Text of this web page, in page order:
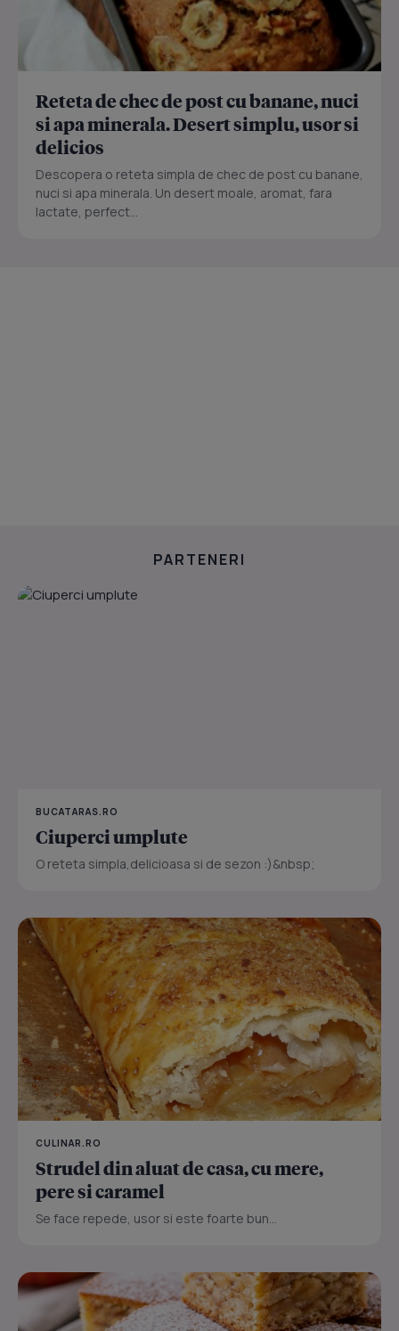
Reteta de chec de post cu banane, nuci
si apa minerala. Desert simplu, usor si
delicios
Descopera o reteta simpla de chec de post cu banane,
nuci si apa minerala. Un desert moale, aromat, fara
lactate, perfect...
PARTENERI
BUCATARAS.RO
Ciuperci umplute
O reteta simpla,delicioasa si de sezon :)&nbsp;
CULINAR.RO
Strudel din aluat de casa, cu mere,
pere si caramel
Se face repede, usor si este foarte bun...